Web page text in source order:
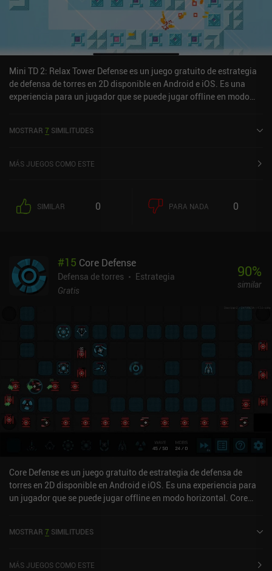
Mini TD 2: Relax Tower Defense es un juego gratuito de estrategia
de defensa de torres en 2D disponible en Android e iOS. Es una
experiencia para un jugador que se puede jugar offline en modo
en julio de 2018 y tiene una valoración actual de 4,8 sobre 5,0 en
MOSTRAR 7 SIMILITUDES
MÁS JUEGOS COMO ESTE
SIMILAR 0 PARA NADA 0
#15 Core Defense
Defensa de torres
Estrategia
Gratis
90%
similar
Core Defense es un juego gratuito de estrategia de defensa de
torres en 2D disponible en Android e iOS. Es una experiencia para
un jugador que se puede jugar offline en modo horizontal. Core
iOS.
MOSTRAR 7 SIMILITUDES
MÁS JUEGOS COMO ESTE